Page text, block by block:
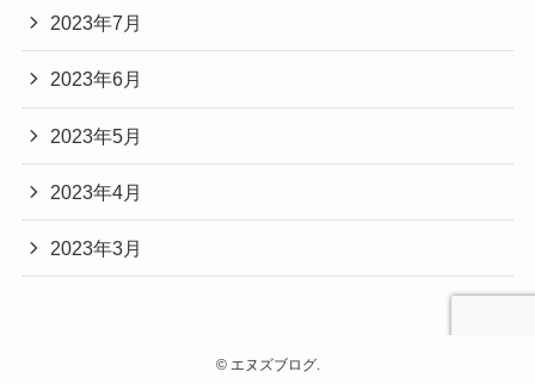
2023年7月
2023年6月
2023年5月
2023年4月
2023年3月
©エヌズブログ.